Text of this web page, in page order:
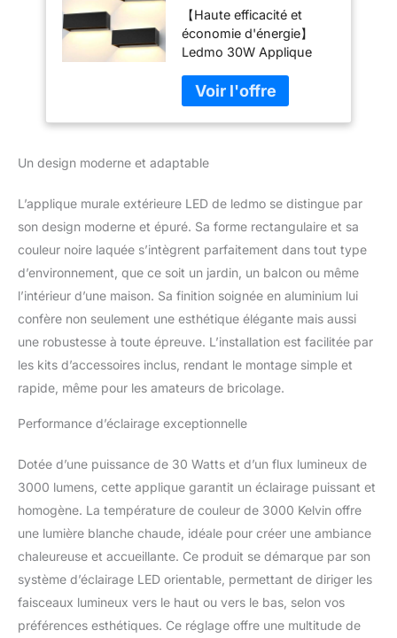
3000K Applique
Murale Intérieure
Noir, Éclairage
Extérieur Réglable
de Façade en
Aluminium, Ip65
étanche
【Haute efficacité et
économie d'énergie】
Ledmo 30W Applique
avec puce COB, efficacité
lumineuse jusqu'à 100lm
/ W. De plus, la sortie de
surface ledmo est plus
sources lumineuses spot
traditionnelles. 【Angle
d'éclairage réglable】
Notre Applique Murale
LED a un design simple
et élégant. Lumière
blanche chaude pour
une ambiance
romantique. Vous
pouvez créer différentes
formes de lumière.
de lumière pour
décoration. 【Appliques
murales à trois têtes
extérieure étanche
IP65】 Moulage en
aluminium moulé sous
pression de qualité
aéronautique, toutes les
coutures sont scellées
avec de la colle
imperméable à l'eau. Il
Un design moderne et adaptable
L’applique murale extérieure LED de ledmo se distingue par
son design moderne et épuré. Sa forme rectangulaire et sa
couleur noire laquée s’intègrent parfaitement dans tout type
d’environnement, que ce soit un jardin, un balcon ou même
l’intérieur d’une maison. Sa finition soignée en aluminium lui
confère non seulement une esthétique élégante mais aussi
une robustesse à toute épreuve. L’installation est facilitée par
les kits d’accessoires inclus, rendant le montage simple et
rapide, même pour les amateurs de bricolage.
Performance d’éclairage exceptionnelle
Dotée d’une puissance de 30 Watts et d’un flux lumineux de
3000 lumens, cette applique garantit un éclairage puissant et
homogène. La température de couleur de 3000 Kelvin offre
une lumière blanche chaude, idéale pour créer une ambiance
chaleureuse et accueillante. Ce produit se démarque par son
système d’éclairage LED orientable, permettant de diriger les
faisceaux lumineux vers le haut ou vers le bas, selon vos
préférences esthétiques. Ce réglage offre une multitude de